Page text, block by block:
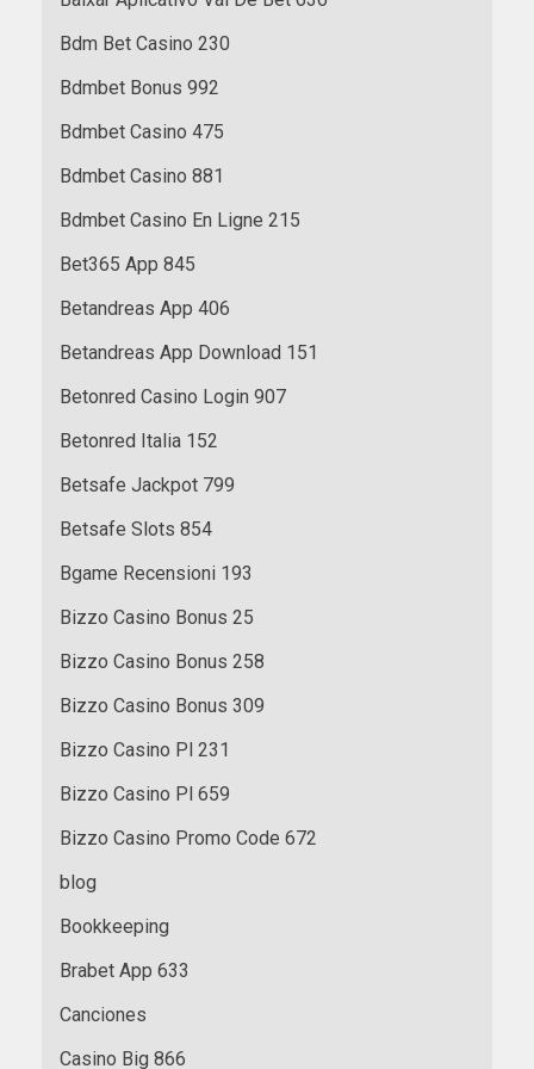
Bdm Bet Casino 230
Bdmbet Bonus 992
Bdmbet Casino 475
Bdmbet Casino 881
Bdmbet Casino En Ligne 215
Bet365 App 845
Betandreas App 406
Betandreas App Download 151
Betonred Casino Login 907
Betonred Italia 152
Betsafe Jackpot 799
Betsafe Slots 854
Bgame Recensioni 193
Bizzo Casino Bonus 25
Bizzo Casino Bonus 258
Bizzo Casino Bonus 309
Bizzo Casino Pl 231
Bizzo Casino Pl 659
Bizzo Casino Promo Code 672
blog
Bookkeeping
Brabet App 633
Canciones
Casino Big 866